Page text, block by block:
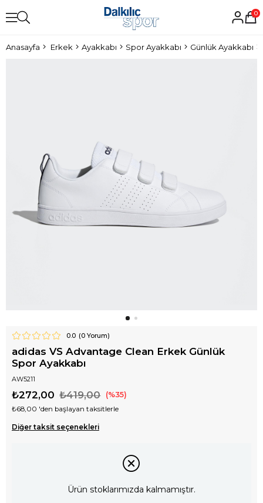
0
Anasayfa Erkek Ayakkabı Spor Ayakkabı Günlük Ayakkabı
0.0 (0Yorum)
adidas VS Advantage Clean Erkek Günlük
Spor Ayakkabı
AW5211
₺419,00
₺272,00 35
₺68,00 'den başlayan taksitlerle
Diğer taksit seçenekleri
Ürün stoklarımızda kalmamıştır.